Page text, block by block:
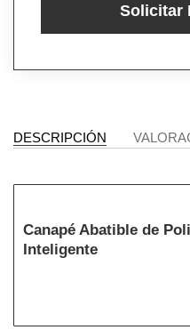
Solicitar
DESCRIPCIÓN
Canapé Abatible de
Inteligente